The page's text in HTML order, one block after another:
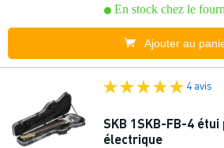
En stock chez le
Ajouter au
4 avis
SKB 1SKB-FB-4
électrique